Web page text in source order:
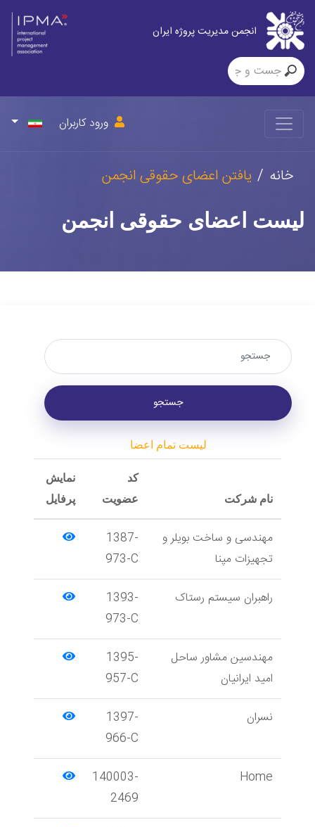
انجمن مدیریت پروژه ایران
ورود کاربران
خانه
یافتن اعضای حقوقی انجمن
لیست اعضای حقوقی انجمن
لیست تمام اعضا
نام شرکت
کد
عضویت
نمایش
پرفایل
مهندسی و ساخت بویلر و
تجهیزات مپنا
1387-
973-C
راهبران سیستم رستاک
1393-
973-‍C
مهندسین مشاور ساحل
امید ایرانیان
1395-
957-C
نسران
1397-
966-C
Home
140003-
2469